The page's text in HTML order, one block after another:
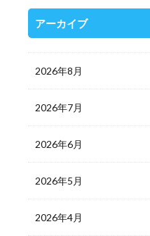
アーカイブ
2026年8月
2026年7月
2026年6月
2026年5月
2026年4月